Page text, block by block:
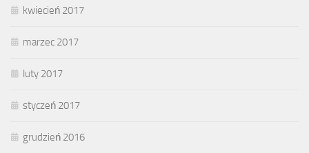
kwiecień 2017
marzec 2017
luty 2017
styczeń 2017
grudzień 2016